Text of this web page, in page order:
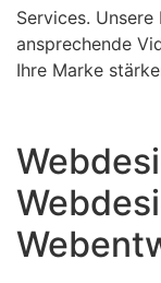
Services.
ansprechende
Ihre Marke